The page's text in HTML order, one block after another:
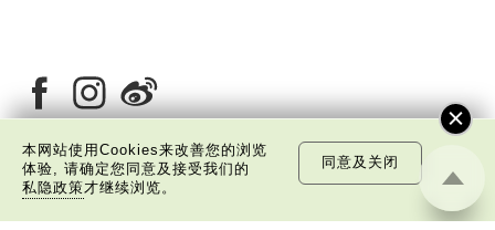
关于我们 版权告示
本网站使用Cookies来改善您的浏览
体验, 请确定您同意及接受我们的
私隐政策才继续浏览。
同意及关闭